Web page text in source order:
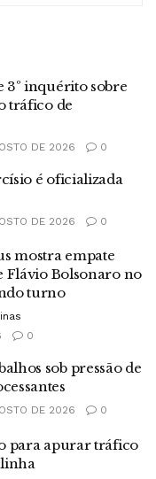
3º inquérito sobre
tráfico de
DE 2026 0
é oficializada
DE 2026 0
mostra empate
Flávio Bolsonaro no
turno
0
sob pressão de
DE 2026 0
para apurar tráfico